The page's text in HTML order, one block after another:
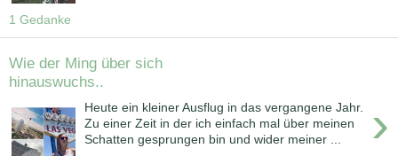
1 Gedanke
Wie der Ming über sich
hinauswuchs..
›
Heute ein kleiner Ausflug in das vergangene Jahr.
Zu einer Zeit in der ich einfach mal über meinen
Schatten gesprungen bin und wider meiner ...